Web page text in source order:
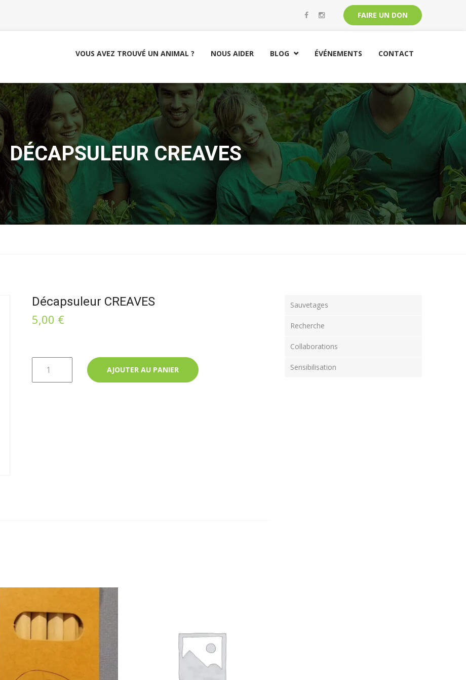
FAIRE UN DON
VOUS AVEZ TROUVÉ UN ANIMAL ? NOUS AIDER BLOG  ÉVÉNEMENTS CONTACT
DÉCAPSULEUR CREAVES
Décapsuleur CREAVES
5,00 €
quantité de Décapsuleur CREAVES
AJOUTER AU PANIER
Sauvetages
Recherche
Collaborations
Sensibilisation